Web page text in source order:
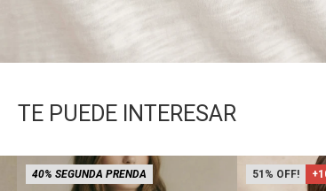
TE PUEDE INTERESAR
40% SEGUNDA PRENDA 51